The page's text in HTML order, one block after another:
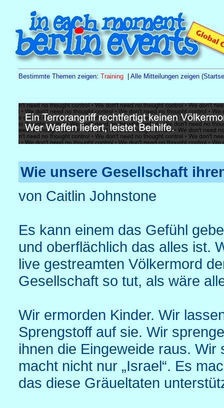
Bestimmte Themen zeigen: Training| Alle Mitteilungen zeigen
Sa 15.8.26 10.00 h Tagesseminar Familienstellen
Wie unsere Gesellschaft
von Caitlin Johnstone
Es kann einem das Gefühl
und oberflächlich das alles ist.
live gestreamten Völkermord
Gesellschaft so tut, als wäre
Wir ermorden Kinder. Wir
Sprengstoff auf sie. Wir
ihnen die Eingeweide raus.
macht nicht nur „Israel“. Es
das diese Gräueltaten